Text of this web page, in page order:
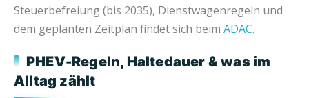
Steuerbefreiung (bis 2035), Dienstwagenregeln und
dem geplanten Zeitplan findet sich beim ADAC.
PHEV-Regeln, Haltedauer & was im
Alltag zählt